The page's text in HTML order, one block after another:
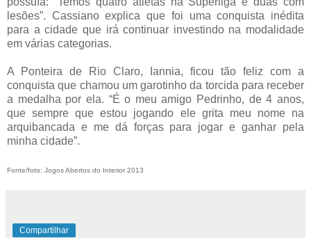
lesões”. Cassiano explica que foi uma conquista inédita
para a cidade que irá continuar investindo na modalidade
em várias categorias.
A Ponteira de Rio Claro, Iannia, ficou tão feliz com a
conquista que chamou um garotinho da torcida para receber
a medalha por ela. “É o meu amigo Pedrinho, de 4 anos,
que sempre que estou jogando ele grita meu nome na
arquibancada e me dá forças para jogar e ganhar pela
minha cidade”.
Fonte/foto: Jogos Abertos do Interior 2013
Compartilhar